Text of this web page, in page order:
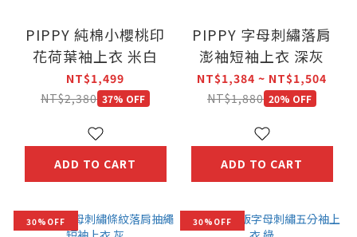
PIPPY 純棉小櫻桃印
花荷葉袖上衣 米白
NT$1,499
NT$2,380 37% OFF
ADD TO CART
PIPPY 字母刺繡落肩
澎袖短袖上衣 深灰
NT$1,384 ~ NT$1,504
NT$1,880 20% OFF
ADD TO CART
30%OFF 30%OFF